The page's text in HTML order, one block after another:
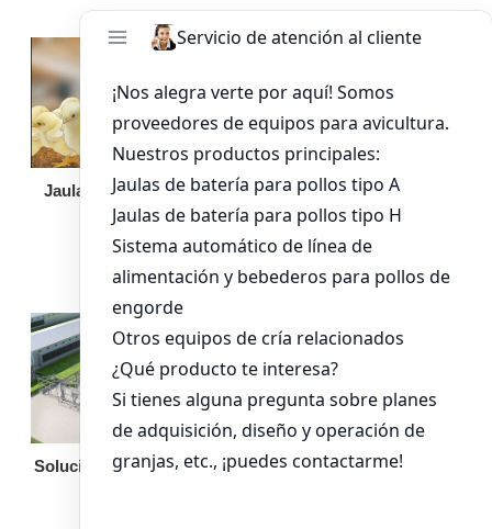
Jaula de pollo pollita
Bandeja de
alimentación para
pollos de engorde
Solución llave en mano Otro equipo